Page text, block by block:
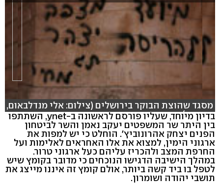
מסגד שהוצת הבוקר בירושלים (צילום: אלי מנדלבאום,
רויטרס) בדיון מיוחד, שעליו פורסם לראשונה ב-ynet, השתתפו
בין היתר שר המשפטים יעקב נאמן והשר לביטחון
הפנים יצחק אהרונוביץ'. הוחלט כי יש למפות את
ארגוני הימין, למצוא את אלו האחראים לאלימות ועל
החרפת המצב ולהכריז עליהם כעל ארגוני טרור.
במהלך הישיבה הדגישו הנוכחים כי מדובר בקומץ שיש
לטפל בו ביד קשה ביותר, אולם קומץ זה איננו מייצג את
תושבי יהודה ושומרון.